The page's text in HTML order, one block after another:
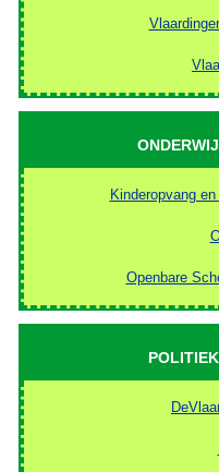
Kinderopvang
Openbare